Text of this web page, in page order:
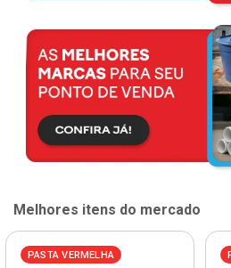
Melhores itens do mercado
PASTA VERMELHA